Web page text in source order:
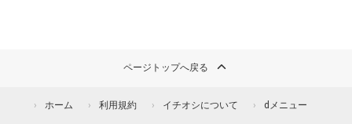
ページトップへ戻る
ホーム 利用規約 イチオシについて dメニュー